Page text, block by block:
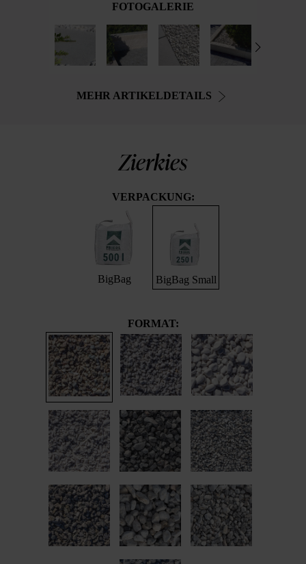
FOTOGALERIE
MEHR ARTIKELDETAILS
Zierkies
VERPACKUNG:
BigBag BigBag Small
FORMAT: